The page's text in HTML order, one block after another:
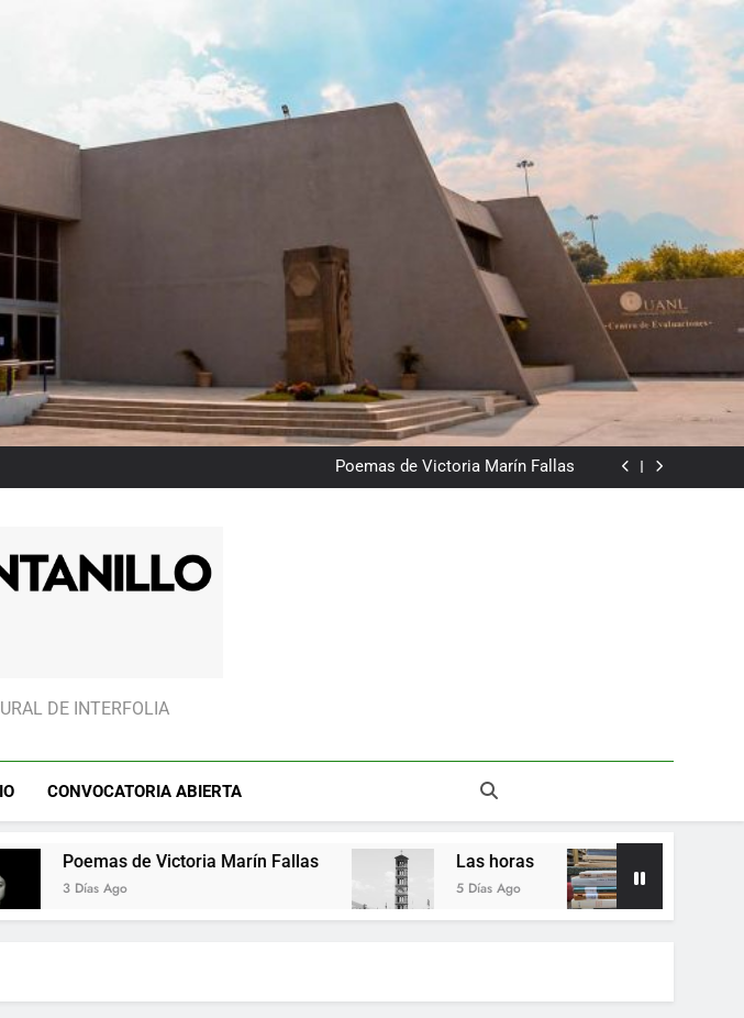
Del valor en la literatura
El partido “fantasma” entre Chile y la Unión Soviética. Año 1973
(clasificatorios al mundial Alemania 1974)
Poemas de Victoria Marín Fallas
Las horas
DE INTERFOLIA
CONVOCATORIA ABIERTA
de Victoria Marín Fallas Las horas
5 Días Ago
Del valor en la
2 Semanas Ago